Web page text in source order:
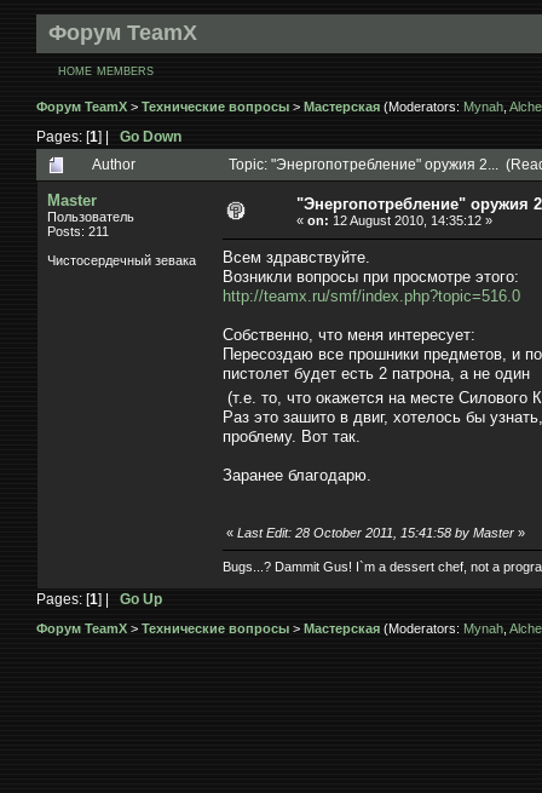
Форум TeamX
HOME MEMBERS
Форум TeamX > Технические вопросы > Мастерская (Moderators: Mynah
Pages: [1] | Go Down
Author
Topic: "Энергопотребление" оружия 2...
Master
Пользователь
Posts: 211
Чистосердечный зевака
"Энергопотребление" оружия
« on: 12 August 2010, 14:35:12 »
Всем здравствуйте.
Возникли вопросы при просмотре этого:
http://teamx.ru/smf/index.php?topic=516.0
Собственно, что меня интересует:
Пересоздаю все прошники предметов, и
пистолет будет есть 2 патрона, а не один
(т.е. то, что окажется на месте Силового
Раз это зашито в двиг, хотелось бы
проблему. Вот так.
Заранее благодарю.
« Last Edit: 28 October 2011, 15:41:58 by Master »
Bugs...? Dammit Gus! I`m a dessert chef, not a
Pages: [1] | Go Up
Форум TeamX > Технические вопросы > Мастерская (Moderators: Mynah